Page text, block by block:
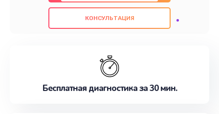
также гарантируем качество всех
проведенных работ. Наша цель - предоставить
наилучшим образом. Не медлите записаться на
КОНСУЛЬТАЦИЯ
Бесплатная диагностика за 30 мин.